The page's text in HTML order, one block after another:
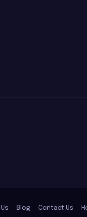
Blog Contact Us